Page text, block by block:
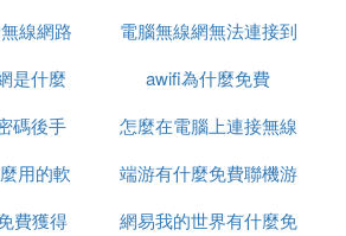
飛天
天司
者、地獄火
服者
線網路
電腦無線網無法連接到
這個網路是什麼原因
是什麼
awifi為什麼免費
碼後手
上
怎麼在電腦上連接無線
網路密碼
用的軟
端游有什麼免費聯機游
戲好玩
費獲得
網易我的世界有什麼免